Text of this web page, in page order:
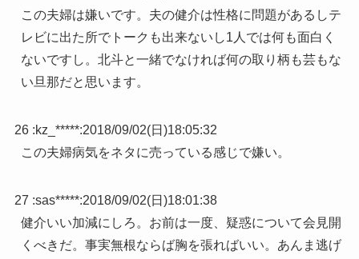
この夫婦は嫌いです。夫の健介は性格に問題があるしテ
レビに出た所でトークも出来ないし1人では何も面白く
ないですし。北斗と一緒でなければ何の取り柄も芸もな
い旦那だと思います。
26 :kz_*****:2018/09/02(日)18:05:32
この夫婦病気をネタに売っている感じで嫌い。
27 :sas*****:2018/09/02(日)18:01:38
健介いい加減にしろ。お前は一度、疑惑について会見開
くべきだ。事実無根ならば胸を張ればいい。あんま逃げ